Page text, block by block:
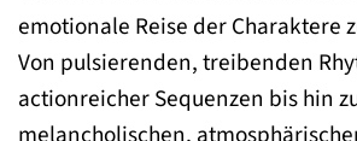
emotionale Reise der Charaktere
Von pulsierenden, treibenden
actionreicher Sequenzen bis hin